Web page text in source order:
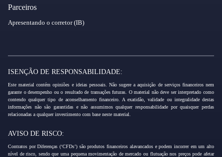
Parceiros
Apresentando o corretor (IB)
ISENÇÃO DE RESPONSABILIDADE:
Este material contém opiniões e ideias pessoais. Não sugere a aquisição de serviços financeiros nem
garante o desempenho ou o resultado de transações futuras. O material não deve ser interpretado como
contendo qualquer tipo de aconselhamento financeiro. A exatidão, validade ou integralidade destas
informações não são garantidas e não assumimos qualquer responsabilidade por quaisquer perdas
relacionadas a qualquer investimento com base neste material.
AVISO DE RISCO:
Contratos por Diferenças (‘CFDs’) são produtos financeiros alavancados e podem incorrer em um alto
nível de risco, sendo que uma pequena movimentação de mercado ou flutuação nos preços pode afetar